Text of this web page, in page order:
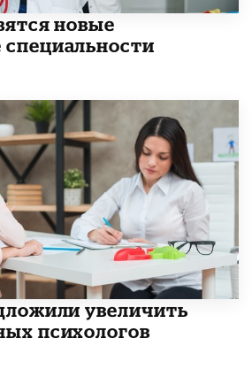
новые
увеличить
психологов